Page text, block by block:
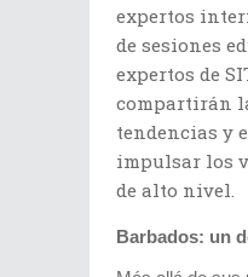
expertos
de sesiones
expertos de
compartirán
tendencias y
impulsar los
de alto nivel.
Barbados: un